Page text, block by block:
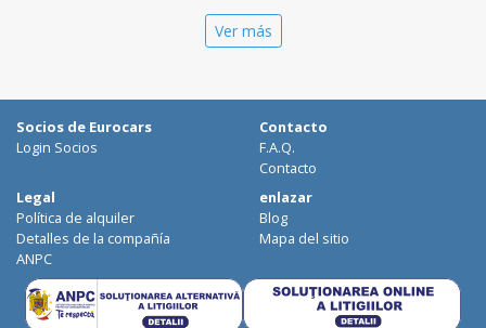
Galati
Suceava
Focsani
Targoviste
Ploiesti
Craiova
Botosani
Ver más
Socios de Eurocars
Login Socios
Contacto
F.A.Q.
Contacto
Legal
Política de alquiler
Detalles de la compañía
ANPC
enlazar
Blog
Mapa del sitio